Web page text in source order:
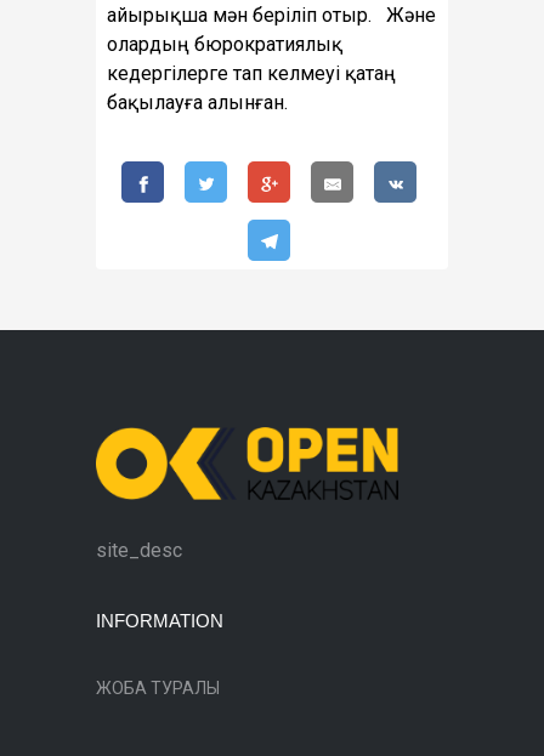
айырықша мән беріліп отыр. Және
олардың бюрократиялық
кедергілерге тап келмеуі қатаң
бақылауға алынған.
site_desc
INFORMATION
ЖОБА ТУРАЛЫ